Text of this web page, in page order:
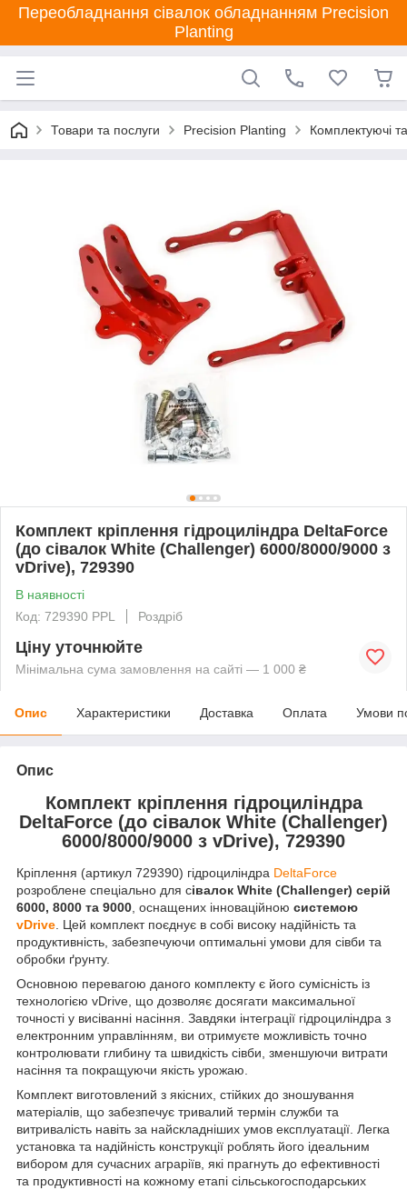
Переобладнання сівалок обладнанням Precision
Planting
Товари та послуги Precision Planting Комплектуючі
Комплект кріплення гідроциліндра DeltaForce
(до сівалок White (Challenger) 6000/8000/9000 з
vDrive), 729390
В наявності
Код: 729390 PPL
Роздріб
Ціну уточнюйте
Мінімальна сума замовлення на сайті — 1 000 ₴
Опис Характеристики Доставка Оплата Умови
Опис
Комплект кріплення гідроциліндра
DeltaForce (до сівалок White (Challenger)
6000/8000/9000 з vDrive), 729390
Кріплення (артикул 729390) гідроциліндра DeltaForce
розроблене спеціально для сівалок White (Challenger) серій
6000, 8000 та 9000, оснащених інноваційною системою
vDrive. Цей комплект поєднує в собі високу надійність та
продуктивність, забезпечуючи оптимальні умови для сівби та
обробки ґрунту.
Основною перевагою даного комплекту є його сумісність із
технологією vDrive, що дозволяє досягати максимальної
точності у висіванні насіння. Завдяки інтеграції гідроциліндра з
електронним управлінням, ви отримуєте можливість точно
контролювати глибину та швидкість сівби, зменшуючи витрати
насіння та покращуючи якість урожаю.
Комплект виготовлений з якісних, стійких до зношування
матеріалів, що забезпечує тривалий термін служби та
витривалість навіть за найскладніших умов експлуатації. Легка
установка та надійність конструкції роблять його ідеальним
вибором для сучасних аграріїв, які прагнуть до ефективності
та продуктивності на кожному етапі сільськогосподарських